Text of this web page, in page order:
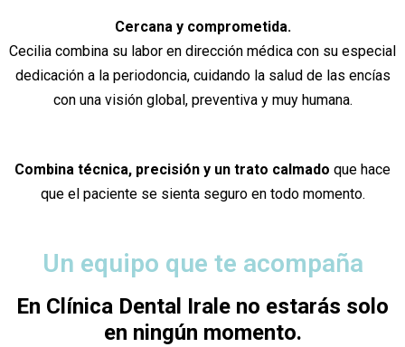
Cercana y comprometida.
Cecilia combina su labor en dirección médica con su especial
dedicación a la periodoncia, cuidando la salud de las encías
con una visión global, preventiva y muy humana.
Combina técnica, precisión y un trato calmado que hace
que el paciente se sienta seguro en todo momento.
Un equipo que te acompaña
En Clínica Dental Irale no estarás solo
en ningún momento.